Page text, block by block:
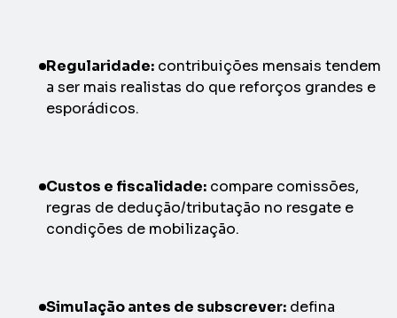
Regularidade: contribuições mensais tendem
a ser mais realistas do que reforços grandes e
esporádicos.
Custos e fiscalidade: compare comissões,
regras de dedução/tributação no resgate e
condições de mobilização.
Simulação antes de subscrever: defina